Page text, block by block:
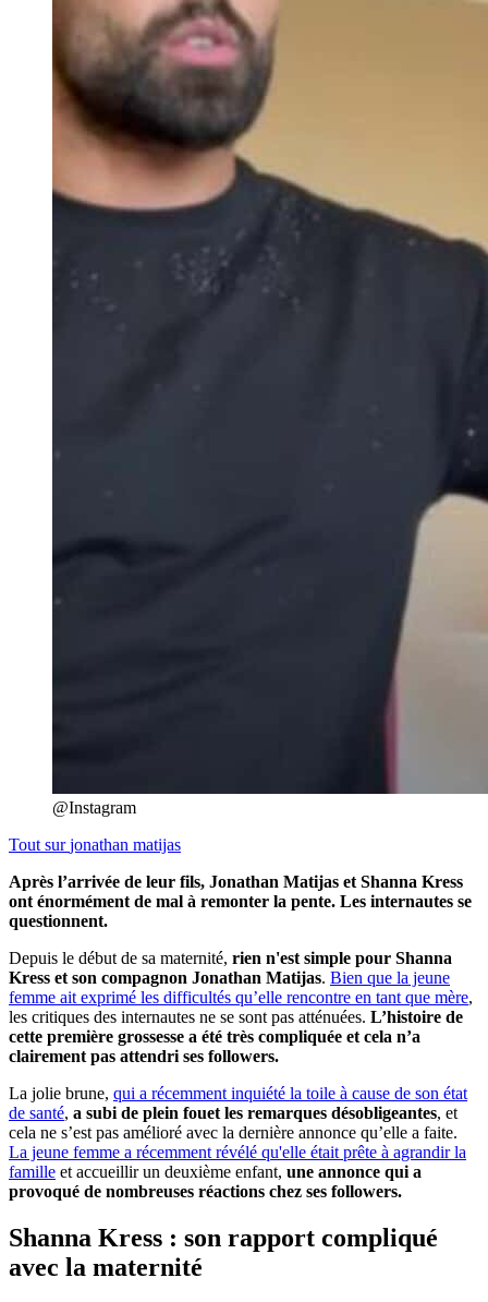
@Instagram
Tout surjonathan matijas
Après l’arrivée de leur fils, Jonathan Matijas et Shanna Kress
ont énormément de mal à remonter la pente. Les internautes se
questionnent.
Depuis le début de sa maternité, rien n'est simple pour Shanna
Kress et son compagnon Jonathan Matijas. Bien que la jeune
femme ait exprimé les difficultés qu’elle rencontre en tant que mère,
les critiques des internautes ne se sont pas atténuées. L’histoire de
cette première grossesse a été très compliquée et cela n’a
clairement pas attendri ses followers.
La jolie brune, qui a récemment inquiété la toile à cause de son état
de santé, a subi de plein fouet les remarques désobligeantes, et
cela ne s’est pas amélioré avec la dernière annonce qu’elle a faite.
La jeune femme a récemment révélé qu'elle était prête à agrandir la
famille et accueillir un deuxième enfant, une annonce qui a
provoqué de nombreuses réactions chez ses followers.
Shanna Kress : son rapport compliqué
avec la maternité